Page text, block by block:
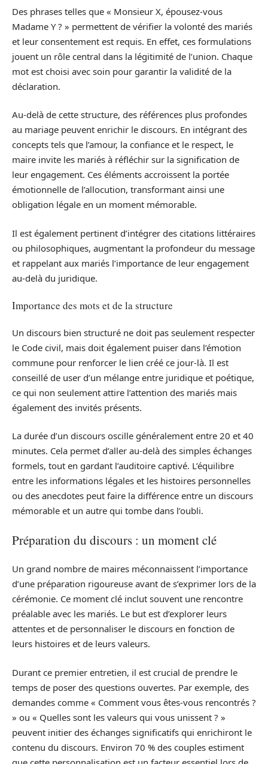
Des phrases telles que « Monsieur X, épousez-vous
Madame Y ? » permettent de vérifier la volonté des mariés
et leur consentement est requis. En effet, ces formulations
jouent un rôle central dans la légitimité de l’union. Chaque
mot est choisi avec soin pour garantir la validité de la
déclaration.
Au-delà de cette structure, des références plus profondes
au mariage peuvent enrichir le discours. En intégrant des
concepts tels que l’amour, la confiance et le respect, le
maire invite les mariés à réfléchir sur la signification de
leur engagement. Ces éléments accroissent la portée
émotionnelle de l’allocution, transformant ainsi une
obligation légale en un moment mémorable.
Il est également pertinent d’intégrer des citations littéraires
ou philosophiques, augmentant la profondeur du message
et rappelant aux mariés l’importance de leur engagement
au-delà du juridique.
Importance des mots et de la structure
Un discours bien structuré ne doit pas seulement respecter
le Code civil, mais doit également puiser dans l’émotion
commune pour renforcer le lien créé ce jour-là. Il est
conseillé de user d’un mélange entre juridique et poétique,
ce qui non seulement attire l’attention des mariés mais
également des invités présents.
La durée d’un discours oscille généralement entre 20 et 40
minutes. Cela permet d’aller au-delà des simples échanges
formels, tout en gardant l’auditoire captivé. L’équilibre
entre les informations légales et les histoires personnelles
ou des anecdotes peut faire la différence entre un discours
mémorable et un autre qui tombe dans l’oubli.
Préparation du discours : un moment clé
Un grand nombre de maires méconnaissent l’importance
d’une préparation rigoureuse avant de s’exprimer lors de la
cérémonie. Ce moment clé inclut souvent une rencontre
préalable avec les mariés. Le but est d’explorer leurs
attentes et de personnaliser le discours en fonction de
leurs histoires et de leurs valeurs.
Durant ce premier entretien, il est crucial de prendre le
temps de poser des questions ouvertes. Par exemple, des
demandes comme « Comment vous êtes-vous rencontrés ?
» ou « Quelles sont les valeurs qui vous unissent ? »
peuvent initier des échanges significatifs qui enrichiront le
contenu du discours. Environ 70 % des couples estiment